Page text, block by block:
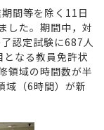
間等を除く11日
した。期間中，対
認定試験に687人
なる教員免許状
領域の時間数が半
（6時間）が新